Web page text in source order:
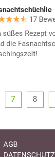
17
süßes Rezept
die
7 8
AGB
DATENSCHUTZ